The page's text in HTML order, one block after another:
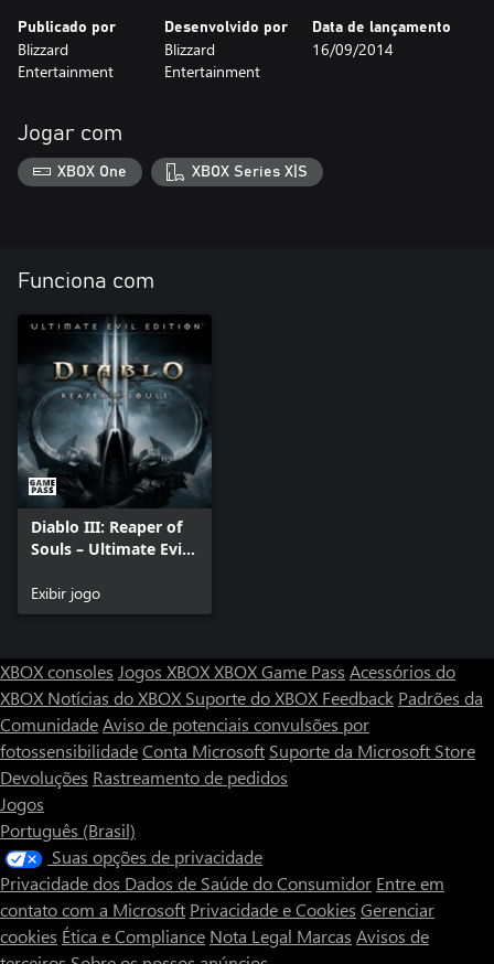
Publicado por
Blizzard
Entertainment
Desenvolvido por
Blizzard
Entertainment
Data de lançamento
16/09/2014
Jogar com
XBOX One XBOX Series X|S
Funciona com
Diablo III: Reaper of
Souls – Ultimate Evil
Exibir jogo
XBOX consoles Jogos XBOXXBOX Game Pass Acessórios do
XBOX Notícias do XBOX Suporte do XBOX Feedback Padrões da
ComunidadeAviso de potenciais convulsões por
fotossensibilidadeConta Microsoft Suporte da Microsoft Store
Devoluções Rastreamento de pedidos
Jogos
Português (Brasil)
Suas opções de privacidade
Privacidade dos Dados de Saúde do Consumidor Entre em
contato com a Microsoft Privacidade e Cookies Gerenciar
cookies Ética e Compliance Nota Legal Marcas Avisos de